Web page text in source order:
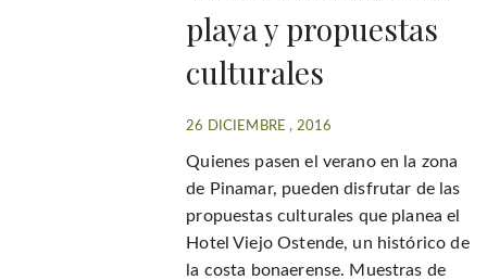
playa y propuestas
culturales
26 DICIEMBRE , 2016
Quienes pasen el verano en la zona
de Pinamar, pueden disfrutar de las
propuestas culturales que planea el
Hotel Viejo Ostende, un histórico de
la costa bonaerense. Muestras de